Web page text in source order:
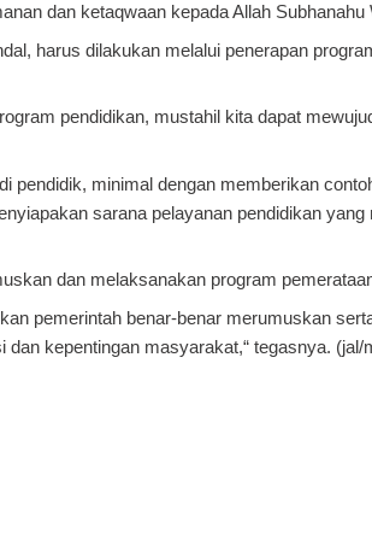
dan ketaqwaan kepada Allah Subhanahu
harus dilakukan melalui penerapan
pendidikan, mustahil kita dapat
pendidik, minimal dengan memberikan
sarana pelayanan pendidikan
dan melaksanakan program
pemerintah benar-benar merumuskan
kepentingan masyarakat,“ tegasnya. (jal/